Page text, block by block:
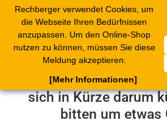
Rechberger verwendet Cookies, um
die Webseite Ihren Bedürfnissen
anzupassen. Um den Online-Shop
nutzen zu können, müssen Sie diese
Meldung akzeptieren.
[Mehr Informationen]
Leider ist ein
aufgetreten. Unser
sich in Kürze darum
bitten um etwas